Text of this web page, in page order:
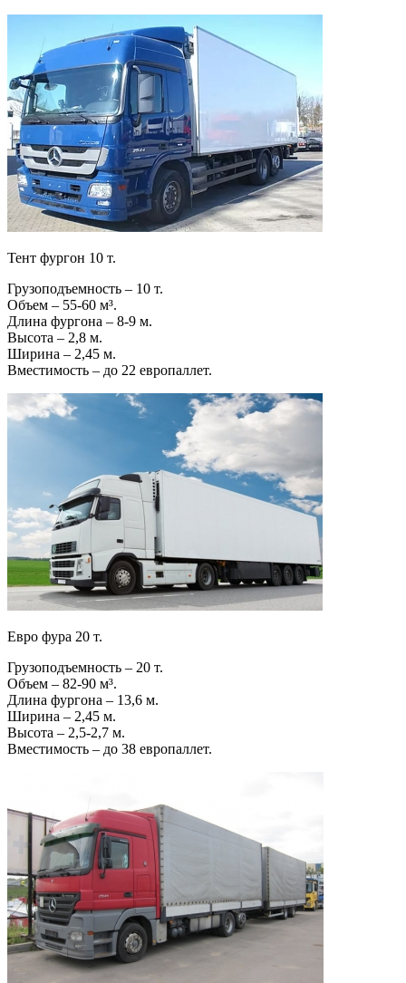
Тент фургон 10 т.
Грузоподъемность – 10 т.
Объем – 55-60 м³.
Длина фургона – 8-9 м.
Высота – 2,8 м.
Ширина – 2,45 м.
Вместимость – до 22 европаллет.
Евро фура 20 т.
Грузоподъемность – 20 т.
Объем – 82-90 м³.
Длина фургона – 13,6 м.
Ширина – 2,45 м.
Высота – 2,5-2,7 м.
Вместимость – до 38 европаллет.